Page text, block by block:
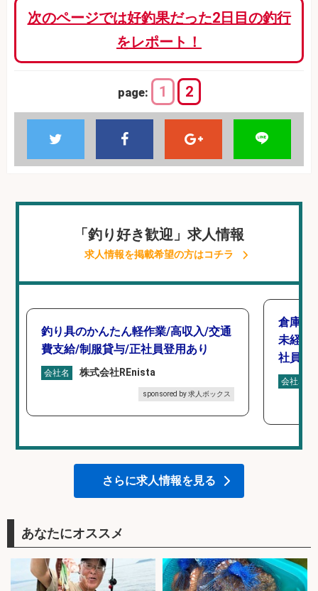
次のページでは好釣果だった2日目の釣行
をレポート！
page: 1 2
「釣り好き歓迎」求人情報
求人情報を掲載希望の方はコチラ
釣り具のかんたん軽作業/高収入/交通
費支給/制服貸与/正社員登用あり
会社名 株式会社REnista
sponsored by 求人ボックス
倉庫で
未経験
社員登
会社名
さらに求人情報を見る
あなたにオススメ